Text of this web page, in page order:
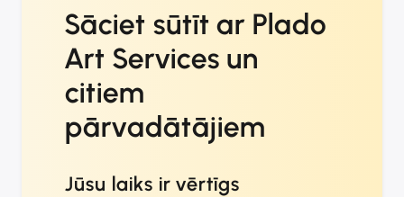
Sāciet sūtīt ar Plado
Art Services un
citiem
pārvadātājiem
Jūsu laiks ir vērtīgs